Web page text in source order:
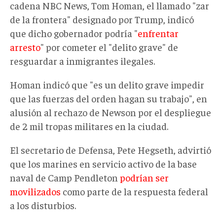
cadena NBC News, Tom Homan, el llamado "zar
de la frontera" designado por Trump, indicó
que dicho gobernador podría "enfrentar
arresto" por cometer el "delito grave" de
resguardar a inmigrantes ilegales.
Homan indicó que "es un delito grave impedir
que las fuerzas del orden hagan su trabajo", en
alusión al rechazo de Newson por el despliegue
de 2 mil tropas militares en la ciudad.
El secretario de Defensa, Pete Hegseth, advirtió
que los marines en servicio activo de la base
naval de Camp Pendleton podrían ser
movilizados como parte de la respuesta federal
a los disturbios.